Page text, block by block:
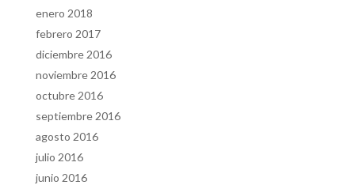
enero 2018
febrero 2017
diciembre 2016
noviembre 2016
octubre 2016
septiembre 2016
agosto 2016
julio 2016
junio 2016